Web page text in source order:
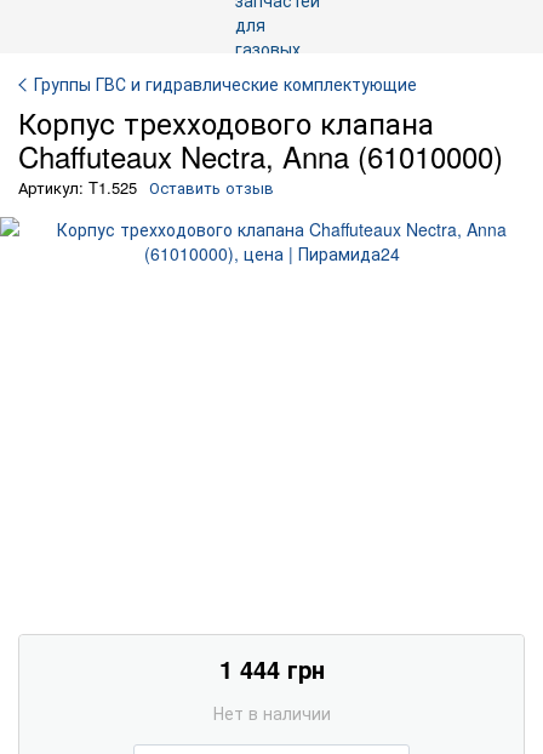
Группы ГВС и гидравлические комплектующие
Корпус трехходового клапана
Chaffuteaux Nectra, Anna (61010000)
Артикул: T1.525 Оставить отзыв
1 444 грн
Нет в наличии